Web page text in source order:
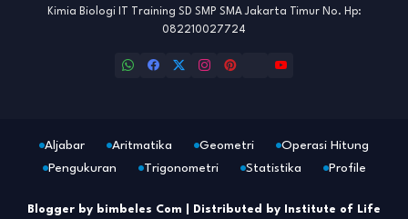
Kimia Biologi IT Training SD SMP SMA Jakarta Timur No. Hp:
082210027724
Blogger by bimbeles Com | Distributed by Institute of Life
Aljabar Aritmatika Geometri
Operasi Hitung
Pengukuran
Trigonometri Statistika Profile